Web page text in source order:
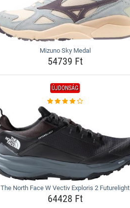
Mizuno Sky Medal
54739 Ft
ÚJDONSÁG
The North Face W Vectiv Exploris 2 Futurelight
64428 Ft